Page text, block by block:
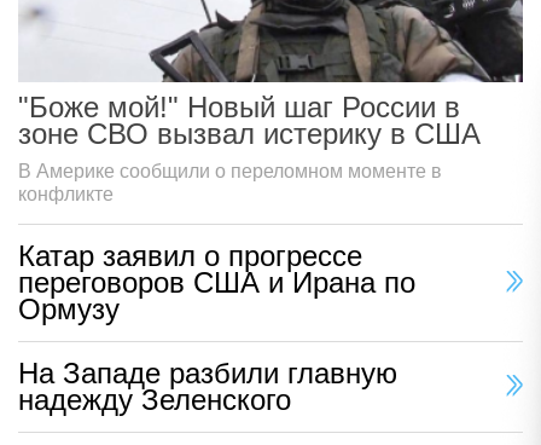
"Боже мой!" Новый шаг России в
зоне СВО вызвал истерику в США
В Америке сообщили о переломном моменте в
конфликте
Катар заявил о прогрессе
переговоров США и Ирана по
Ормузу
На Западе разбили главную
надежду Зеленского